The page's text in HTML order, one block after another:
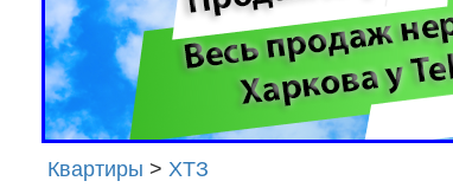
Квартиры > ХТЗ